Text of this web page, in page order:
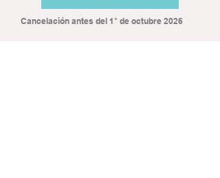
Cancelación antes del 1° de octubre 2026